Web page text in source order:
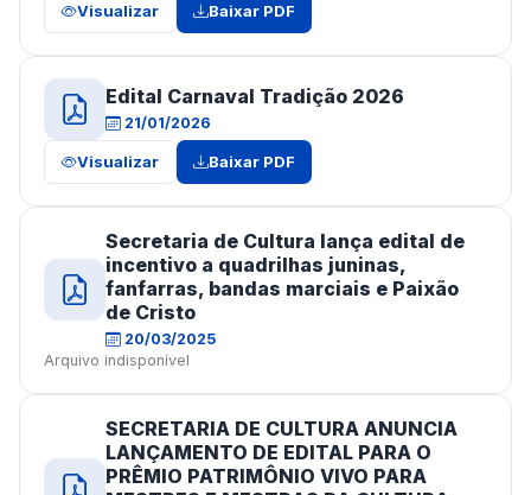
Visualizar Baixar PDF
Edital Carnaval Tradição 2026
21/01/2026
Visualizar Baixar PDF
Secretaria de Cultura lança edital de
incentivo a quadrilhas juninas,
fanfarras, bandas marciais e Paixão
de Cristo
20/03/2025
Arquivo indisponível
SECRETARIA DE CULTURA ANUNCIA
LANÇAMENTO DE EDITAL PARA O
PRÊMIO PATRIMÔNIO VIVO PARA